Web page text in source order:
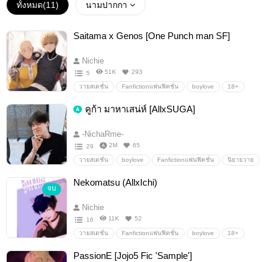
ของตัวเอง ได้ท่องโลกในจินตนาการที่ตัวเองมโนขึ้น
ยังไงก็ยินดีรับคำติชมของทุกคนที่หลงเข้ามา และจะ
นำมาปรับปรุงนะคะ ฝากตัวด้วยค่า
/กำลังจะทยอยอัพผลงานเก่า พยายามสะสางฟิคที่
ดองค้างข้ามปี และฟิคใหม่ๆ ที่งอกออกมาไม่หยุด/
Txx "nichie"
Ficlog "nichie"​​​​​​
ทั้งหมด(11) นามปากกา
Saitama x Genos [One Punch man SF]
Nichie
5 51K 293
วายสเตชั่น Fanfictionแฟนฟิคชั่น boylove 18+
saitama genos ไซตามะ เจนอส
คูก้า มาหาเสน่ห์ [AllxSUGA]
-NichaRme-
29 2M 65
วายสเตชั่น boylove Fanfictionแฟนฟิคชั่น นิยายวาย
sope taegi kookga
จบ
Nekomatsu (AllxIchi)
Nichie
16 11K 52
วายสเตชั่น Fanfictionแฟนฟิคชั่น boylove 18+
PassionE [Jojo5 Fic 'Sample']